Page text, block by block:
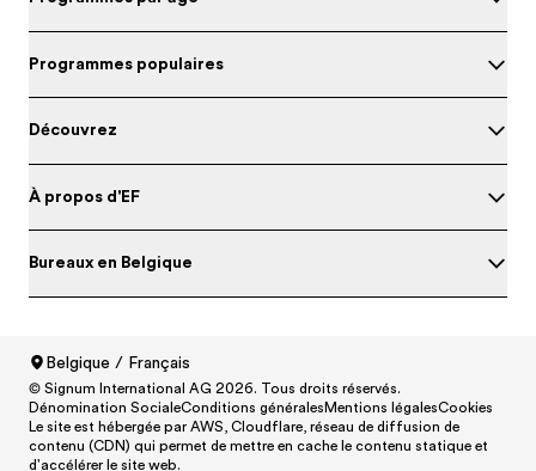
Programmes populaires
Découvrez
À propos d'EF
Bureaux en Belgique
Belgique / Français
North America/Canada / English
North America /Canada / Français
North America/México / Español
© Signum International AG 2026. Tous droits réservés.
Dénomination SocialeConditions généralesMentions légalesCookies
Le site est hébergée par AWS, Cloudflare, réseau de diffusion de
contenu (CDN) qui permet de mettre en cache le contenu statique et
d'accélérer le site web.